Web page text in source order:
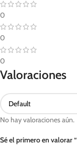
0
0
0
Valoraciones
No hay valoraciones aún.
Sé el primero en valorar